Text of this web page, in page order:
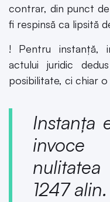
contrar, din punct
fi respinsă ca lipsită
! Pentru instanță,
actului juridic
posibilitate, ci chiar
Instanța
1247